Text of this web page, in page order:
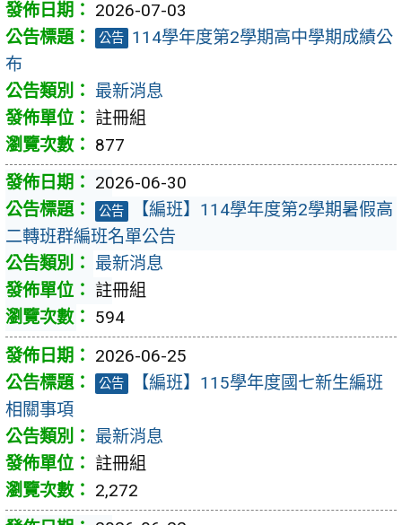
2026-07-03
公告 114學年度第2學期高中學期成績公
布
最新消息
註冊組
877
2026-06-30
公告
【編班】114學年度第2學期暑假高
二轉班群編班名單公告
最新消息
註冊組
594
2026-06-25
公告
【編班】115學年度國七新生編班
相關事項
最新消息
註冊組
2,272